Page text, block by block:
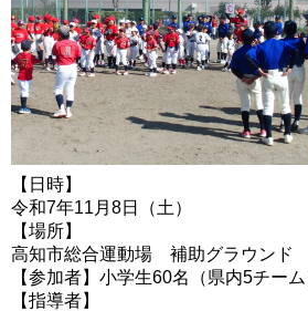
【日時】
令和7年11月8日（土）
【場所】
高知市総合運動場 補助グラウンド
【参加者】小学生60名（県内5チーム
【指導者】